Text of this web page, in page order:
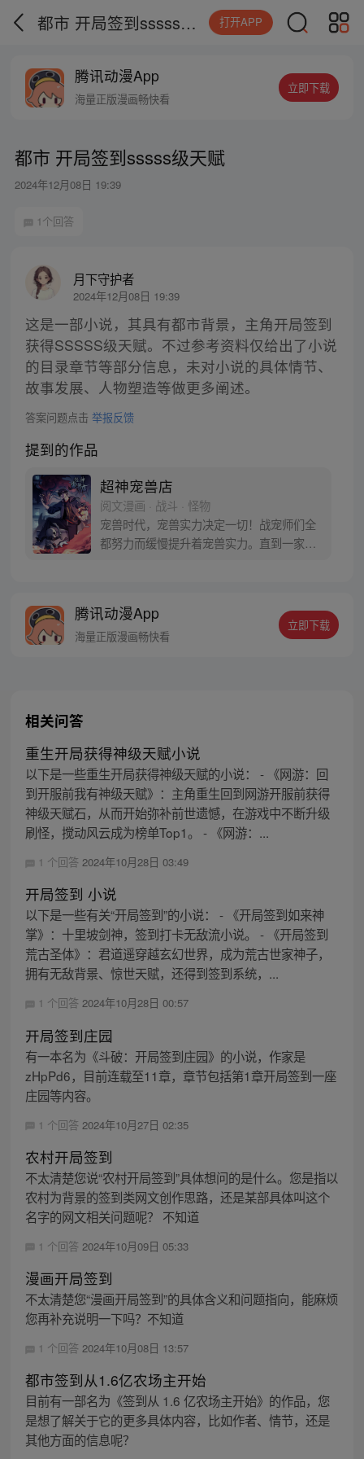
都市 开局签到sssss级天赋 打开APP
腾讯动漫App
海量正版漫画畅快看
立即下载
都市 开局签到sssss级天赋
2024年12月08日 19:39
1个回答
月下守护者
2024年12月08日 19:39
这是一部小说，其具有都市背景，主角开局签到
获得SSSSS级天赋。不过参考资料仅给出了小说
的目录章节等部分信息，未对小说的具体情节、
故事发展、人物塑造等做更多阐述。
答案问题点击 举报反馈
提到的作品
超神宠兽店
阅文漫画 · 战斗 · 怪物
宠兽时代，宠兽实力决定一切！战宠师们全
都努力而缓慢提升着宠兽实力。直到一家神
自称为神……至于老板苏平：将可爱萌宠培
育成史前王兽，难道不是常规操作？每周
腾讯动漫App
海量正版漫画畅快看
立即下载
相关问答
重生开局获得神级天赋小说
以下是一些重生开局获得神级天赋的小说： - 《网游：回
到开服前我有神级天赋》：主角重生回到网游开服前获得
神级天赋石，从而开始弥补前世遗憾，在游戏中不断升级
刷怪，搅动风云成为榜单Top1。 - 《网游：...
1 个回答 2024年10月28日 03:49
开局签到 小说
以下是一些有关“开局签到”的小说： - 《开局签到如来神
掌》：十里坡剑神，签到打卡无敌流小说。 - 《开局签到
荒古圣体》：君道遥穿越玄幻世界，成为荒古世家神子，
拥有无敌背景、惊世天赋，还得到签到系统，...
1 个回答 2024年10月28日 00:57
开局签到庄园
有一本名为《斗破：开局签到庄园》的小说，作家是
zHpPd6，目前连载至11章，章节包括第1章开局签到一座
庄园等内容。
1 个回答 2024年10月27日 02:35
农村开局签到
不太清楚您说“农村开局签到”具体想问的是什么。您是指以
农村为背景的签到类网文创作思路，还是某部具体叫这个
名字的网文相关问题呢？ 不知道
1 个回答 2024年10月09日 05:33
漫画开局签到
不太清楚您“漫画开局签到”的具体含义和问题指向，能麻烦
您再补充说明一下吗？不知道
1 个回答 2024年10月08日 13:57
都市签到从1.6亿农场主开始
目前有一部名为《签到从 1.6 亿农场主开始》的作品，您
是想了解关于它的更多具体内容，比如作者、情节，还是
其他方面的信息呢？